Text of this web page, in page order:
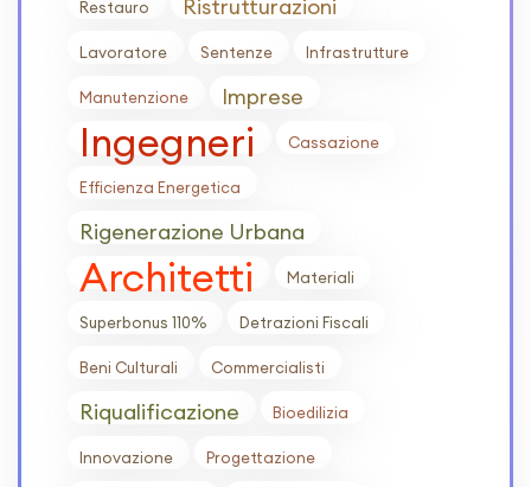
Restauro Ristrutturazioni
Lavoratore Sentenze Infrastrutture
Manutenzione Imprese
Ingegneri Cassazione
Efficienza Energetica
Rigenerazione Urbana
Architetti Materiali
Superbonus 110% Detrazioni Fiscali
Beni Culturali Commercialisti
Riqualificazione Bioedilizia
Innovazione Progettazione